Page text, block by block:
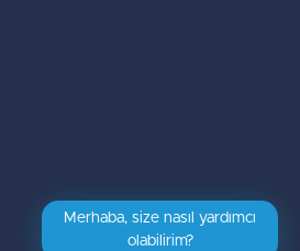
Merhaba, size nasıl yardımcı
olabilirim?